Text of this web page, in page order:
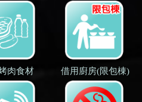
肉食材 借用廚房(限包棟)